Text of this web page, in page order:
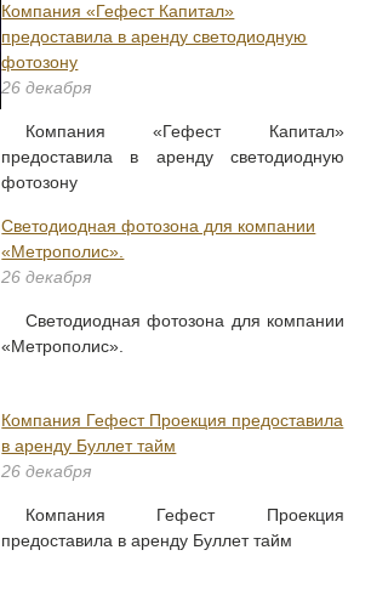
Компания «Гефест Капитал»
предоставила в аренду светодиодную
фотозону
26 декабря
Компания «Гефест Капитал»
предоставила в аренду светодиодную
фотозону
Светодиодная фотозона для компании
«Метрополис».
26 декабря
Светодиодная фотозона для компании
«Метрополис».
Компания Гефест Проекция предоставила
в аренду Буллет тайм
26 декабря
Компания Гефест Проекция
предоставила в аренду Буллет тайм